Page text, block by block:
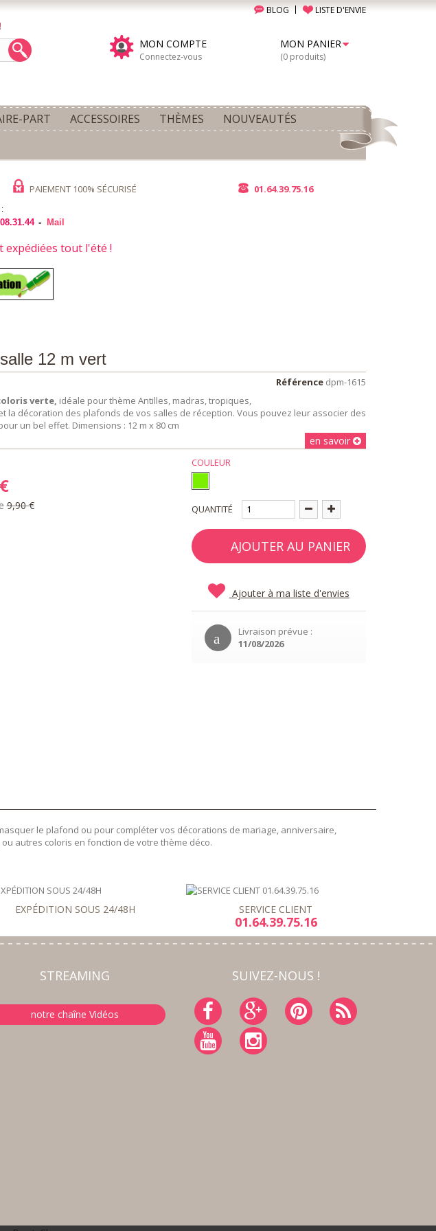
BLOG LISTE D'ENVIE
MON COMPTE
Connectez-vous
MON PANIER
(0 produits)
PART ACCESSOIRES THÈMES
NOUVEAUTÉS
PAIEMENT 100% SÉCURISÉ 01.64.39.75.16
:
- Mail
expédiées tout l'été !
12 m vert
Référence dpm-1615
verte, idéale pour thème Antilles, madras, tropiques,
la décoration des plafonds de vos salles de réception. Vous pouvez leur associer des
un bel effet. Dimensions : 12 m x 80 cm
en savoir
9,90 € QUANTITÉ
AJOUTER AU PANIER
Ajouter à ma liste d'envies
Livraison prévue :
11/08/2026
le plafond ou pour compléter vos décorations de mariage, anniversaire,
autres coloris en fonction de votre thème déco.
EXPÉDITION SOUS 24/48H SERVICE CLIENT
01.64.39.75.16
STREAMING
notre chaîne Vidéos
SUIVEZ-NOUS !